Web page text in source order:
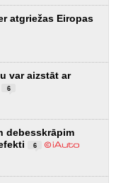
atgriežas Eiropas
var aizstāt ar
6
debesskrāpim
6